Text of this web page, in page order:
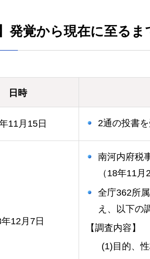
発覚から現在に至るま
日時
11月15日 2通の投書
12月7日
南河内府税
（18年11月
全庁362所
え、以下の
【調査内容】
(1)目的、